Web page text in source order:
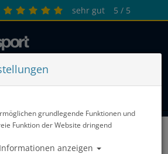
sehr gut 5 / 5
- Unterzieher
grundlegende Funktionen und
Funktion der Website dringend
anzeigen